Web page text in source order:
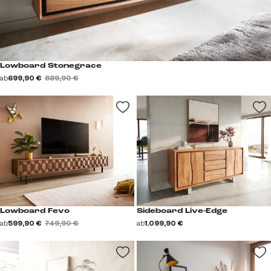
Lowboard Stonegrace
ab699,90 € 889,90 €
Lowboard Fevo
ab599,90 € 749,90 €
Sideboard Live-Edge
ab1.099,90 €